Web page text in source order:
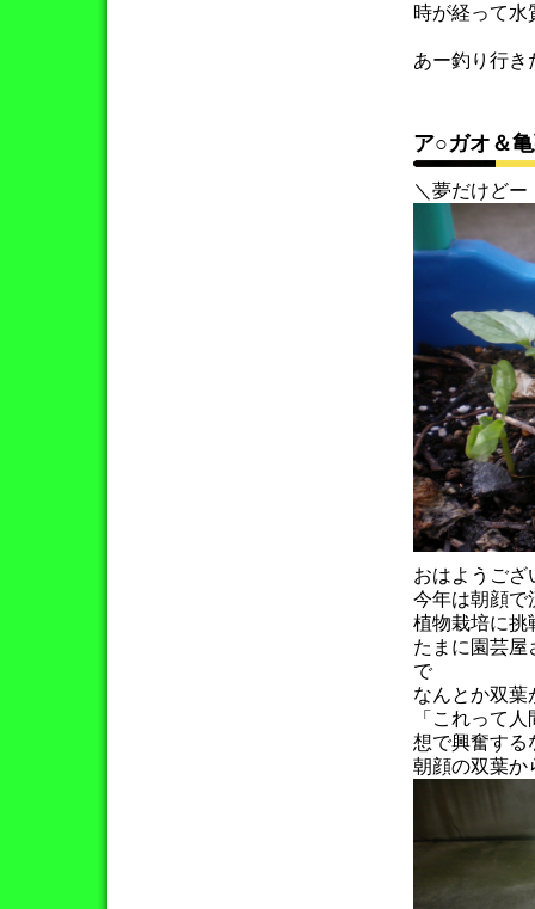
時が経って水
あー釣り行き
ア○ガオ＆
＼夢だけど
おはようござ
今年は朝顔で
植物栽培に挑
たまに園芸屋
で
なんとか双葉
「これって
想で興奮する
朝顔の双葉か